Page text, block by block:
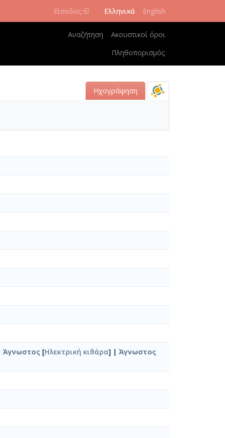
Είσοδος Ελληνικά English
Κεντρική πλοήγηση
Αναζήτηση
Ακουστικοί όροι
Πληθοπορισμός
Ηχογράφηση
Άγνωστος [Ηλεκτρική κιθάρα] | Άγνωστος